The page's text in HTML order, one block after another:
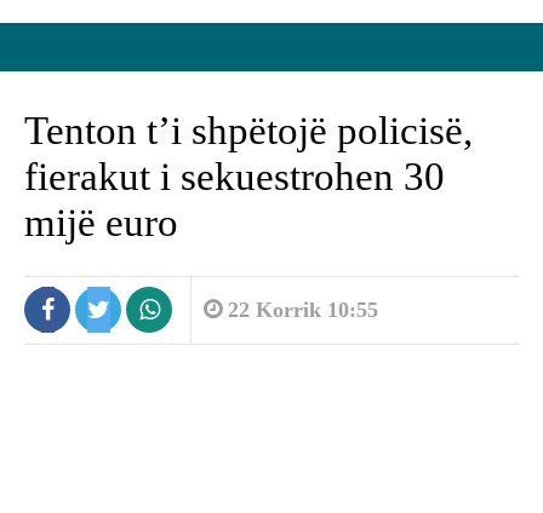
Tenton t’i shpëtojë policisë,
fierakut i sekuestrohen 30
mijë euro
22 Korrik 10:55